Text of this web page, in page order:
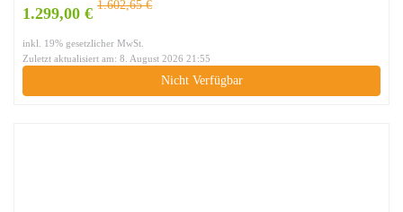
1.299,00 € 1.602,65 €
inkl. 19% gesetzlicher MwSt.
Zuletzt aktualisiert am: 8. August 2026 21:55
Nicht Verfügbar